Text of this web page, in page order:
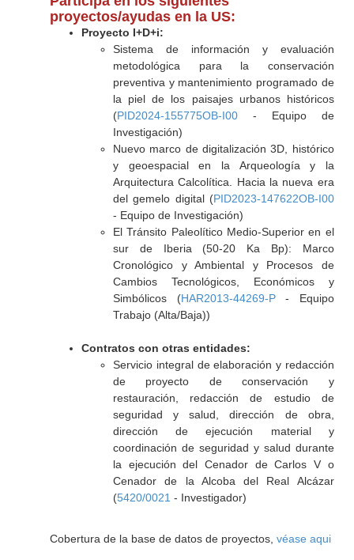
proyectos/ayudas en la US:
Proyecto I+D+i:
Sistema de información y evaluación
metodológica para la conservación
preventiva y mantenimiento programado de
la piel de los paisajes urbanos históricos
(PID2024-155775OB-I00- Equipo de
Investigación)
Nuevo marco de digitalización 3D, histórico
y geoespacial en la Arqueología y la
Arquitectura Calcolítica. Hacia la nueva era
del gemelo digital (PID2023-147622OB-I00
- Equipo de Investigación)
El Tránsito Paleolítico Medio-Superior en el
sur de Iberia (50-20 Ka Bp): Marco
Cronológico y Ambiental y Procesos de
Cambios Tecnológicos, Económicos y
Simbólicos (HAR2013-44269-P- Equipo
Trabajo (Alta/Baja))
Contratos con otras entidades:
Servicio integral de elaboración y redacción
de proyecto de conservación y
restauración, redacción de estudio de
seguridad y salud, dirección de obra,
dirección de ejecución material y
coordinación de seguridad y salud durante
la ejecución del Cenador de Carlos V o
Cenador de la Alcoba del Real Alcázar
(5420/0021 - Investigador)
Cobertura de la base de datos de proyectos, véase aqui